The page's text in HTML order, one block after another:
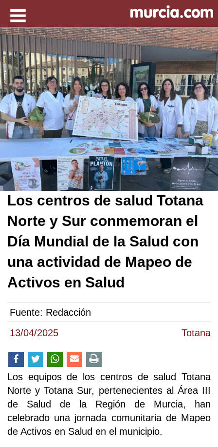
13/04/2025 Totana
Los centros de salud Totana
Norte y Sur conmemoran el
Día Mundial de la Salud con
una actividad de Mapeo de
Activos en Salud
Fuente: Redacción
Los equipos de los centros de salud Totana
Norte y Totana Sur, pertenecientes al Área III
de Salud de la Región de Murcia, han
celebrado una jornada comunitaria de Mapeo
de Activos en Salud en el municipio.